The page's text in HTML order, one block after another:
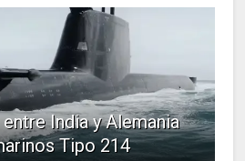
India y Alemania
Tipo 214